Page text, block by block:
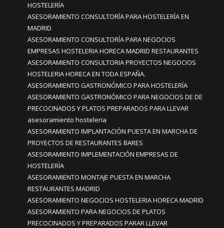
HOSTELERÍA
ASESORAMIENTO CONSULTORÍA PARA HOSTELERÍA EN
MADRID
ASESORAMIENTO CONSULTORÍA PARA NEGOCIOS
EMPRESAS HOSTELERIA HORECA MADRID RESTAURANTES
ASESORAMIENTO CONSULTORIA PROYECTOS NEGOCIOS
HOSTELERIA HORECA EN TODA ESPAÑA.
ASESORAMIENTO GASTRONÓMICO PARA HOSTELERÍA
ASESORAMIENTO GASTRONÓMICO PARA NEGOCIOS DE DE
PRECOCINADOS Y PLATOS PREPARADOS PARA LLEVAR
asesoramiento hosteleria
ASESORAMIENTO IMPLANTACIÓN PUESTA EN MARCHA DE
PROYECTOS DE RESTAURANTES BARES
ASESORAMIENTO IMPLEMENTACIÓN EMPRESAS DE
HOSTELERÍA
ASESORAMIENTO MONTAJE PUESTA EN MARCHA
RESTAURANTES MADRID
ASESORAMIENTO NEGOCIOS HOSTELERIA HORECA MADRID
ASESORAMIENTO PARA NEGOCIOS DE PLATOS
PRECOCINADOS Y PREPARADOS PARAR LLEVAR